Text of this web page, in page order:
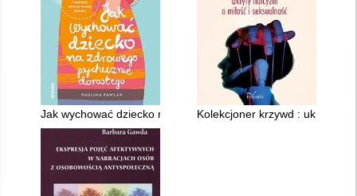
Jak wychować dziecko na zdrowego psychicznie dorosłego :
Kolekcjoner krzywd : ukryty